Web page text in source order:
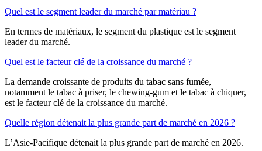
Quel est le segment leader du marché par matériau ?
En termes de matériaux, le segment du plastique est le segment
leader du marché.
Quel est le facteur clé de la croissance du marché ?
La demande croissante de produits du tabac sans fumée,
notamment le tabac à priser, le chewing-gum et le tabac à chiquer,
est le facteur clé de la croissance du marché.
Quelle région détenait la plus grande part de marché en 2026 ?
L’Asie-Pacifique détenait la plus grande part de marché en 2026.